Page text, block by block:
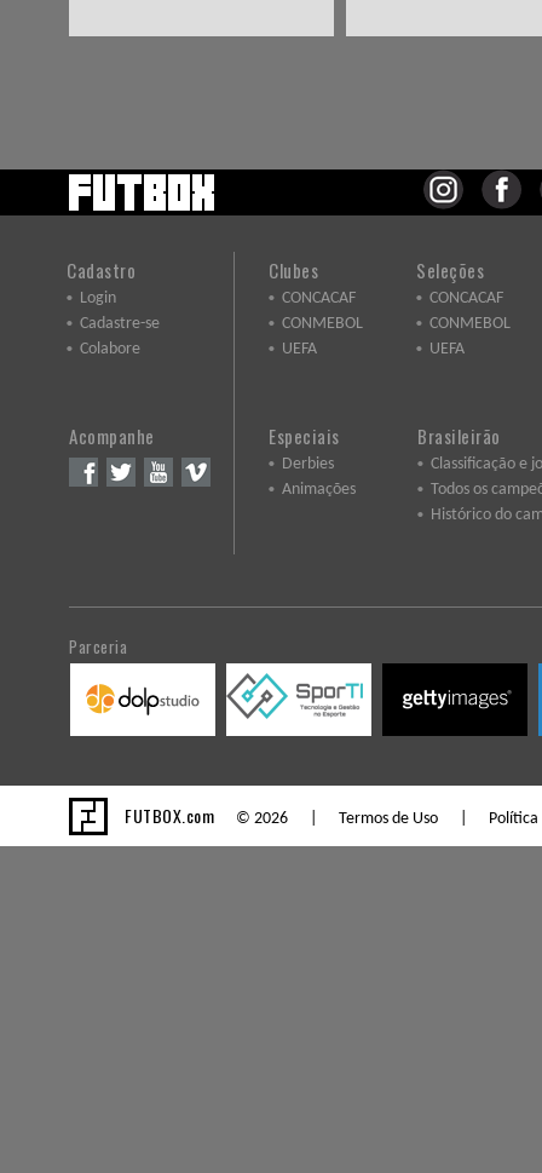
Cadastro
Login
Cadastre-se
Colabore
Acompanhe
Clubes
CONCACAF
CONMEBOL
UEFA
Seleções
CONCACAF
CONMEBOL
UEFA
Especiais
Derbies
Animações
Brasileirão
Classificação e
Todos os
Histórico do
Parceria
FUTBOX.com © 2026 | Termos de Uso Política